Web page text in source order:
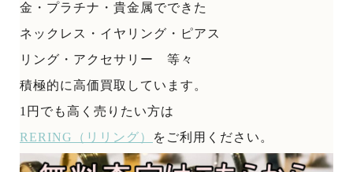
金・プラチナ・貴金属でできた
ネックレス・イヤリング・ピアス
リング・アクセサリー 等々
積極的に高価買取しています。
1円でも高く売りたい方は
RERING（リリング）
をご利用ください。